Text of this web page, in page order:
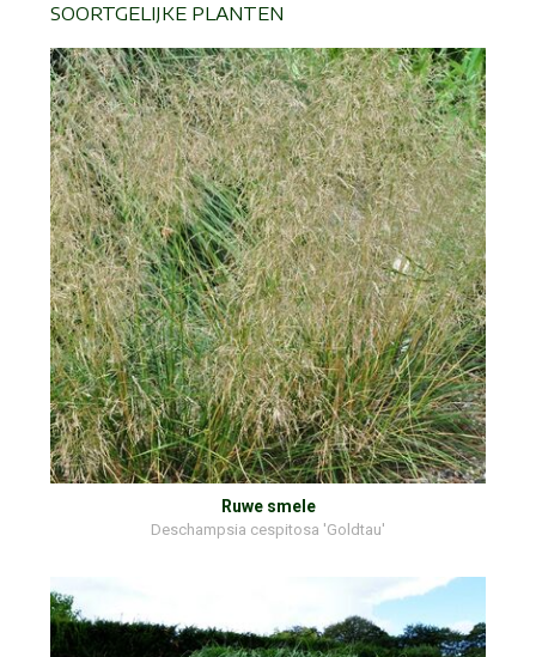
SOORTGELIJKE PLANTEN
Ruwe smele
Deschampsia cespitosa 'Goldtau'